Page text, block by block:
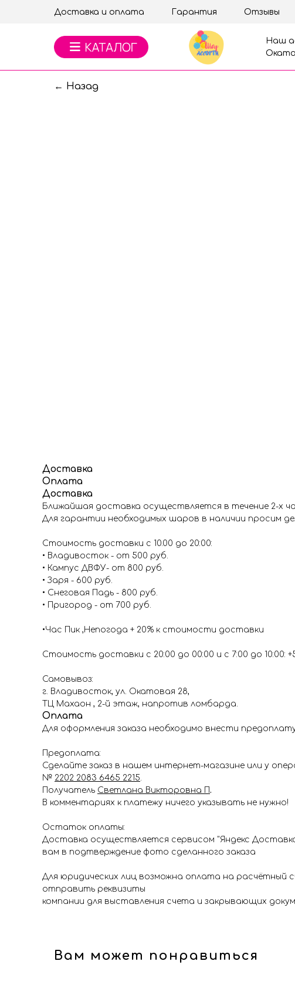
Доставка и оплата Гарантия Отзывы
Наш
← Назад
Доставка
Оплата
Доставка
Ближайшая доставка осуществляется в течение 2-х
Для гарантии необходимых шаров в наличии просим
Стоимость доставки с 10.00 до 20:00:
• Владивосток - от 500 руб.
• Кампус ДВФУ- от 800 руб.
• Заря - 600 руб.
• Снеговая Падь - 800 руб.
• Пригород - от 700 руб.
•Час Пик ,Непогода + 20% к стоимости доставки
Стоимость доставки с 20:00 до 00:00 и с 7:00 до 10:00:
Самовывоз:
г. Владивосток, ул. Окатовая 28,
ТЦ Махаон , 2-й этаж, напротив ломбарда.
Оплата
Для оформления заказа необходимо внести
Предоплата:
Сделайте заказ в нашем интернет-магазине или у
№ 2202 2083 6465 2215.
Получатель Светлана Викторовна П.
В комментариях к платежу ничего указывать не нужно!
Остаток оплаты:
Доставка осуществляется сервисом "Яндекс
вам в подтверждение фото сделанного заказа
Для юридических лиц возможна оплата на расчётный
отправить реквизиты
компании для выставления счета и закрывающих
Вам может понравиться